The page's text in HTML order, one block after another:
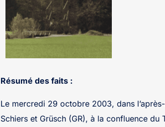
Résumé des faits :
Le mercredi 29 octobre 2003, dans
Schiers et Grüsch (GR), à la confluence